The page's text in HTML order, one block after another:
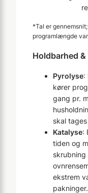
*Tal er
programlængde
Holdbarhed
Pyrolyse:
kører
gang pr.
skal
Katalyse:
tiden og
ekstrem
pakninger.